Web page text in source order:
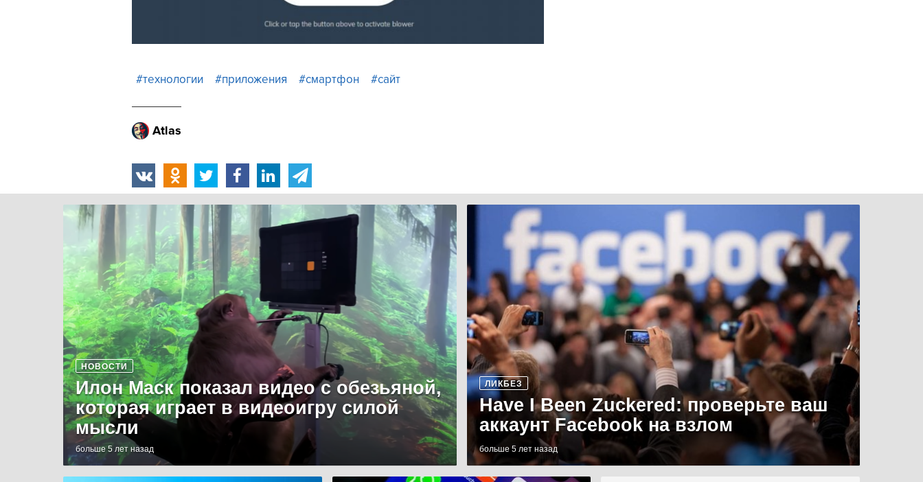
#технологии #приложения #смартфон #сайт
Atlas
НОВОСТИ
Илон Маск показал видео с обезьяной,
которая играет в видеоигру силой
мысли
больше 5 лет назад
ЛИКБЕЗ
Have I Been Zuckered: проверьте ваш
аккаунт Facebook на взлом
больше 5 лет назад